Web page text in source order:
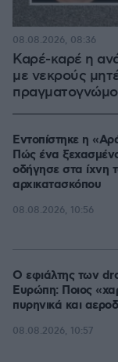
Καρέ-καρέ η
με νεκρούς
08.08.2026, 08:36
Εντοπίστηκε η
Πώς ένα
οδήγησε στα ίχνη
αρχικατασκόπου
08.08.2026, 10:56
Ο εφιάλτης των
Ευρώπη: Ποιος
πυρηνικά και
08.08.2026, 10:57